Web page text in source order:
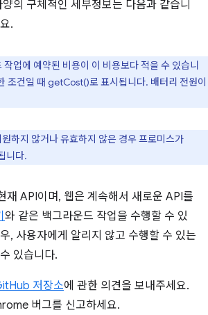
의 구체적인 세부정보는 다음과 같습니
.
작업에 예약된 비용이 이 비용보다 적을 수 있습니
조건일 때 getCost()로 표시됩니다. 배터리 전원이
하지 않거나 유효하지 않은 경우 프로미스가
니다.
재 API이며, 웹은 계속해서 새로운 API를
와 같은 백그라운드 작업을 수행할 수 있
, 사용자에게 알리지 않고 수행할 수 있는
있습니다.
저장소에 관한 의견을 보내주세요.
버그를 신고하세요.